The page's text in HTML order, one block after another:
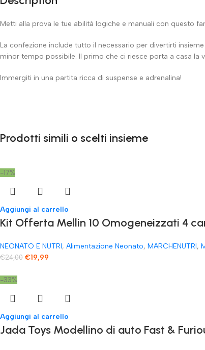
Metti alla prova le tue abilità logiche e manuali con questo
La confezione include tutto il necessario per divertirti
minor tempo possibile. Il primo che ci riesce porta a casa la
Immergiti in una partita ricca di suspense e adrenalina!
Prodotti simili o scelti insieme
-17%
Aggiungi al carrello
Kit Offerta Mellin 10 Omogeneizzati 4
NEONATO E NUTRI, Alimentazione Neonato, MARCHENUTRI,
€24,00 €19,99
-33%
Aggiungi al carrello
Jada Toys Modellino di auto Fast &